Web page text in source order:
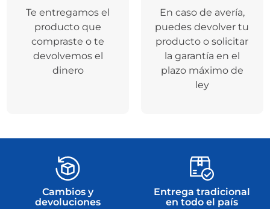
Te entregamos el
producto que
compraste o te
devolvemos el
dinero
En caso de avería,
puedes devolver tu
producto o solicitar
la garantía en el
plazo máximo de
ley
Cambios y
devoluciones
Entrega tradicional
en todo el país